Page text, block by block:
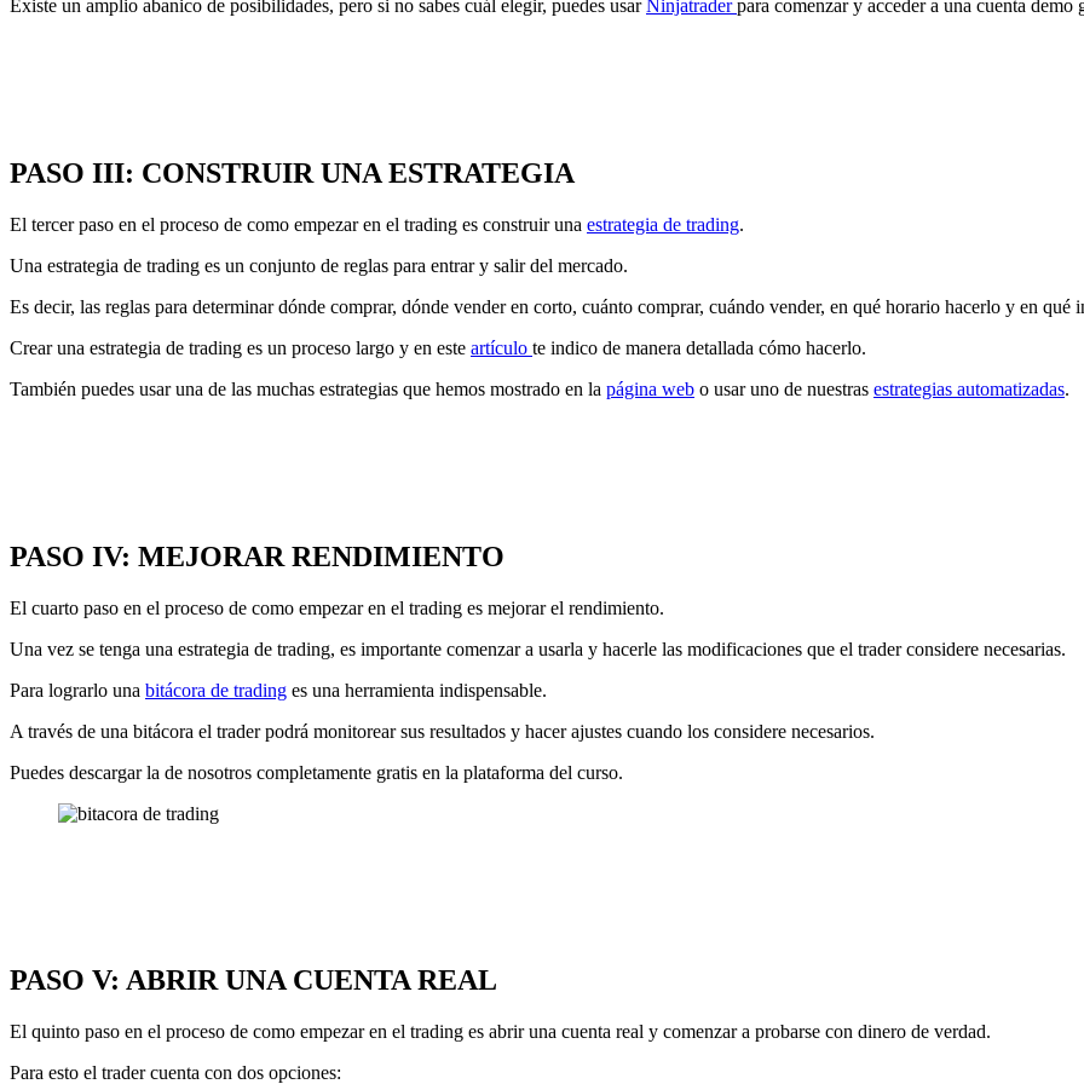
Existe un amplio abanico de posibilidades, pero si no sabes cuál elegir, puedes usarNinjatraderpara comenzar y acceder a una cuenta demo
PASO III: CONSTRUIR UNA ESTRATEGIA
El tercer paso en el proceso de como empezar en el trading es construir una estrategia de trading.
Una estrategia de trading es un conjunto de reglas para entrar y salir del mercado.
Es decir, las reglas para determinar dónde comprar, dónde vender en corto, cuánto comprar, cuándo vender, en qué horario hacerlo y en qué
Crear una estrategia de trading es un proceso largo y en este artículo te indico de manera detallada cómo hacerlo.
También puedes usar una de las muchas estrategias que hemos mostrado en la página web o usar uno de nuestras estrategias automatizadas.
PASO IV: MEJORAR RENDIMIENTO
El cuarto paso en el proceso de como empezar en el trading es mejorar el rendimiento.
Una vez se tenga una estrategia de trading, es importante comenzar a usarla y hacerle las modificaciones que el trader considere necesarias.
Para lograrlo una bitácora de trading es una herramienta indispensable.
A través de una bitácora el trader podrá monitorear sus resultados y hacer ajustes cuando los considere necesarios.
Puedes descargar la de nosotros completamente gratis en la plataforma del curso.
PASO V: ABRIR UNA CUENTA REAL
El quinto paso en el proceso de como empezar en el trading es abrir una cuenta real y comenzar a probarse con dinero de verdad.
Para esto el trader cuenta con dos opciones: